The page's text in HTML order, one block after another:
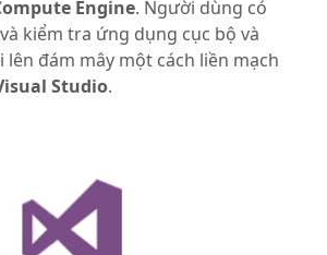
Engine. Người dùng có
kiểm tra ứng dụng cục bộ và
lên đám mây một cách liền mạch
Studio.